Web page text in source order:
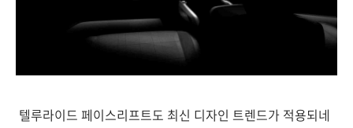
텔루라이드 페이스리프트도 최신 디자인 트렌드가 적용되네